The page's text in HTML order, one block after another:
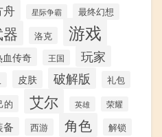
舟 星际争霸 最终幻想
洛克 游戏
血传奇 王国 玩家
皮肤 破解版 礼包
的 艾尔 英雄 荣耀
备 西游 角色 解锁